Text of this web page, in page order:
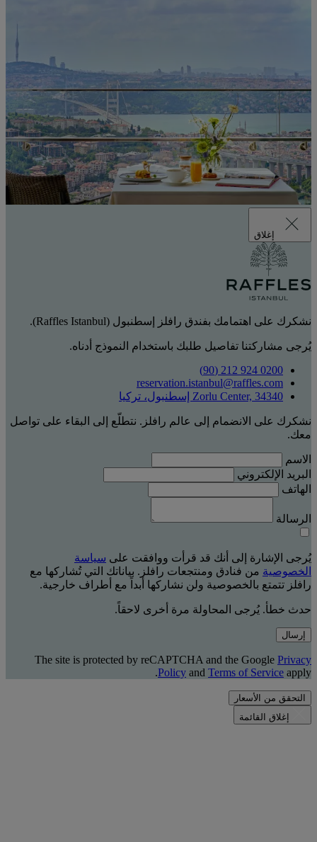
إغلاق
نشكرك على اهتمامك بفندق رافلز إسطنبول (Raffles Istanbul).
يُرجى مشاركتنا تفاصيل طلبك باستخدام النموذج أدناه.
0200 924 212 (90)
reservation.istanbul@raffles.com
Zorlu Center, 34340 إسطنبول، تركيا
نشكرك على الانضمام إلى عالم رافلز. نتطلّع إلى البقاء على تواصل
معك.
الاسم
البريد الإلكتروني
الهاتف
الرسالة
يُرجى الإشارة إلى أنك قد قرأت ووافقت على سياسة
الخصوصية من فنادق ومنتجعات رافلز. بياناتك التي تُشاركها مع
رافلز تتمتع بالخصوصية ولن نشاركها أبداً مع أطراف خارجية.
حدث خطأ. يُرجى المحاولة مرة أخرى لاحقاً.
إرسال
The site is protected by reCAPTCHA and the Google Privacy
Policy and Terms of Service apply.
التحقق من الأسعار
إغلاق القائمة